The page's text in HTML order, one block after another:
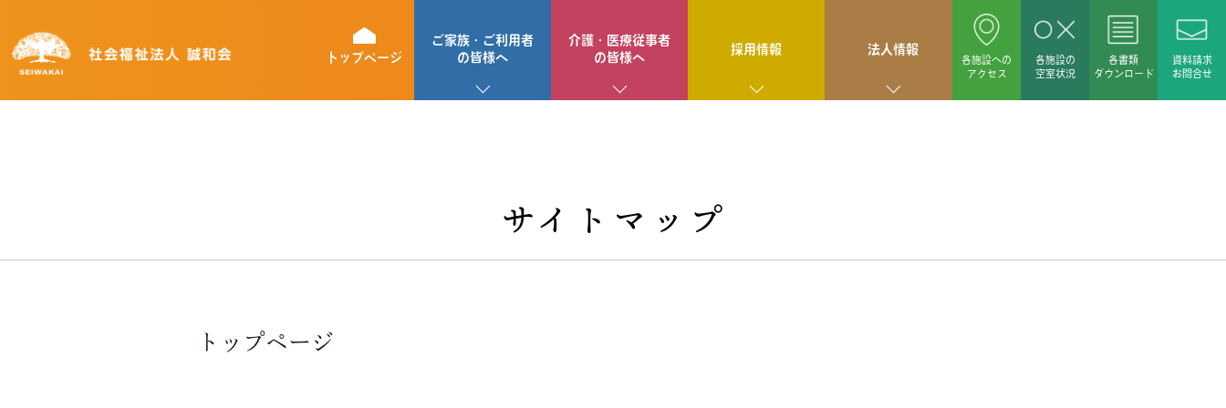
各施設への
アクセス
各施設の
空室状況
各書類
ダウンロード
資料請求
お問合せ
トップページ
ご家族・ご利用者
の皆様へ
介護・医療従事者
の皆様へ
採用情報 法人情報
サイトマップ
トップページ